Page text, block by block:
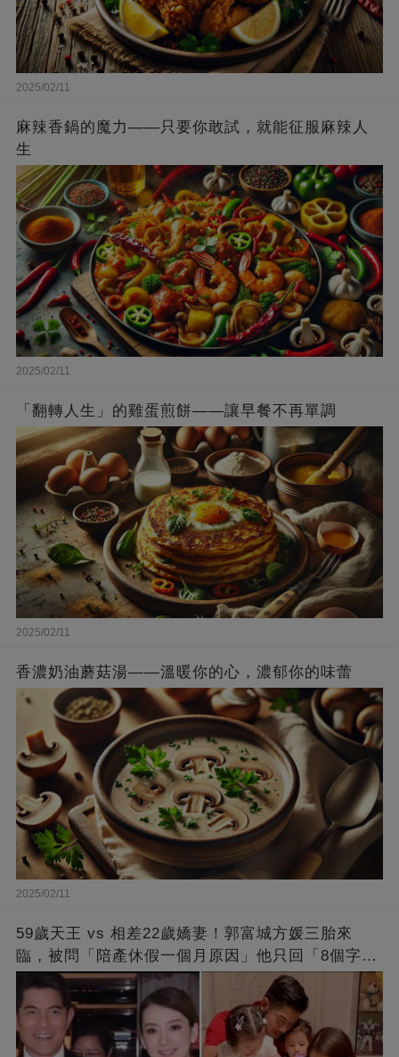
2025/02/11
麻辣香鍋的魔力——只要你敢試，就能征服麻辣人
生
2025/02/11
「翻轉人生」的雞蛋煎餅——讓早餐不再單調
2025/02/11
香濃奶油蘑菇湯——溫暖你的心，濃郁你的味蕾
2025/02/11
59歲天王 vs 相差22歲嬌妻！郭富城方媛三胎來
臨，被問「陪產休假一個月原因」他只回「8個字」
被贊爆